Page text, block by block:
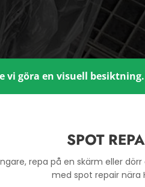
vi göra en visuell besiktning.
SPOT
repa på en skärm eller
med spot repair nära